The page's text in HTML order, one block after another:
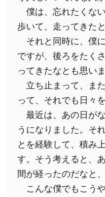
僕は、忘れたくな
歩いて、走ってきた
それと同時に、僕
ですが、後ろをたく
ってきたなとも思いま
立ち止まって、ま
って、それでも日々
最近は、あの日が
うになりました。そ
とを経験して、積み
す。そう考えると、
間が経ったのだなと
こんな僕でもこう